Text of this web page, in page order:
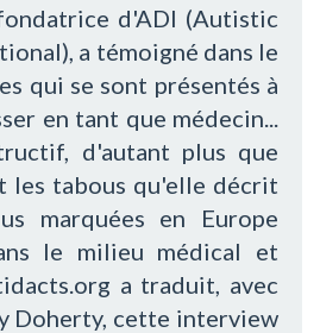
d'ADI (Autistic
a témoigné dans le
qui se sont présentés à
en tant que médecin...
d'autant plus que
les tabous qu'elle décrit
marquées en Europe
le milieu médical et
a traduit, avec
Doherty, cette interview